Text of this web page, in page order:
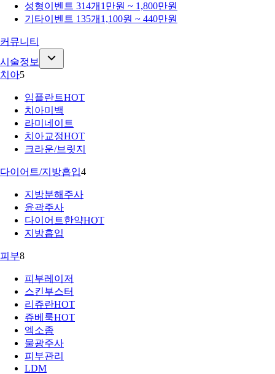
성형이벤트 314개 1만원 ~ 1,800만원
기타이벤트 135개 1,100원 ~ 440만원
커뮤니티
시술정보
치아5
임플란트HOT
치아미백
라미네이트
치아교정HOT
크라운/브릿지
다이어트/지방흡입4
지방분해주사
윤곽주사
다이어트한약HOT
지방흡입
피부8
피부레이저
스킨부스터
리쥬란HOT
쥬베룩HOT
엑소좀
물광주사
피부관리
LDM